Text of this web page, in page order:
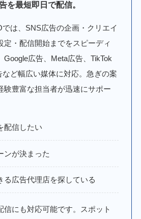
を最短即日で配信。
は、SNS広告の企画・クリエイ
定・配信開始までをスピーディ
Google広告、Meta広告、TikTok
など幅広い媒体に対応。急ぎの案
験豊富な担当者が迅速にサポー
配信したい
ンが決まった
る広告代理店を探している
信にも対応可能です。スポット